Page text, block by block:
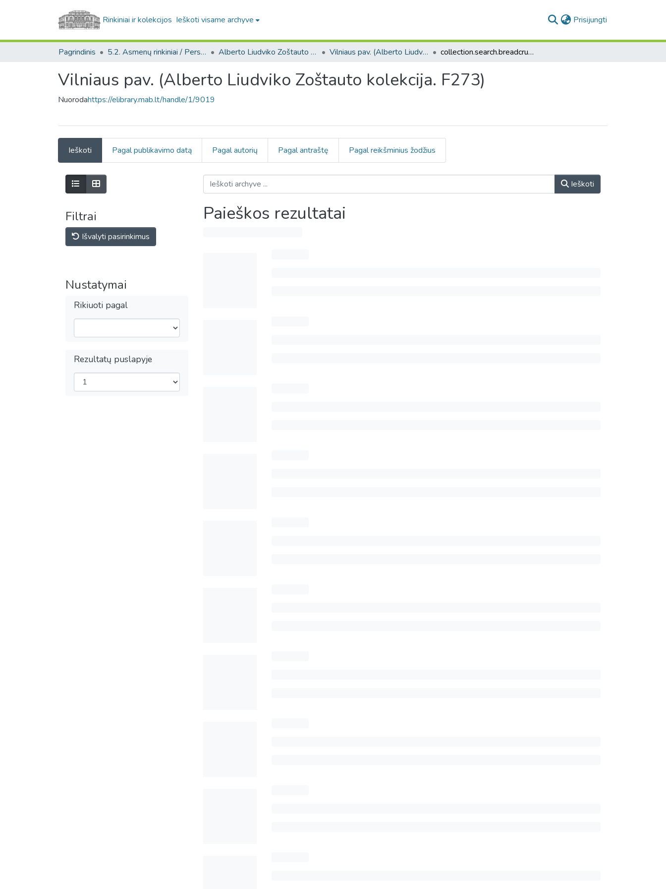
Rinkiniai ir kolekcijos Ieškoti visame archyve Prisijungti
Pagrindinis 5.2. Asmenų rinkiniai / Personal collections Alberto Liudviko Zoštauto kolekcija. F273 Vilniaus pav. (Alberto Liudviko Zoštauto kolekcija. F273) collection.search.breadcrumbs
Vilniaus pav. (Alberto Liudviko Zoštauto kolekcija. F273)
Nuorodahttps://elibrary.mab.lt/handle/1/9019
Ieškoti Pagal publikavimo datą Pagal autorių Pagal antraštę Pagal reikšminius žodžius
Filtrai
Išvalyti pasirinkimus
Nustatymai
Rikiuoti pagal
Rezultatų puslapyje
Ieškoti
Paieškos rezultatai